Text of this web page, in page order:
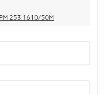
253 1610/50M